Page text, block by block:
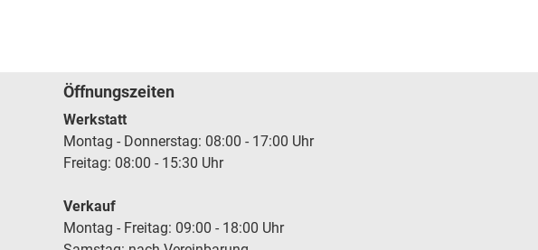
Öffnungszeiten
Werkstatt
Montag - Donnerstag: 08:00 - 17:00 Uhr
Freitag: 08:00 - 15:30 Uhr
Verkauf
Montag - Freitag: 09:00 - 18:00 Uhr